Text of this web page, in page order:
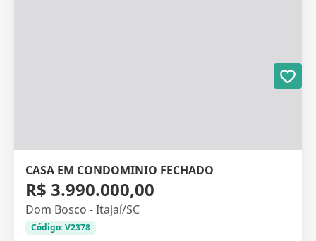
CASA EM CONDOMINIO FECHADO
R$ 3.990.000,00
Dom Bosco - Itajaí/SC
Código: V2378